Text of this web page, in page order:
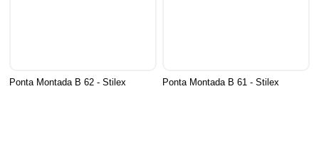
Ponta Montada B 62 - Stilex Ponta Montada B 61 - Stilex